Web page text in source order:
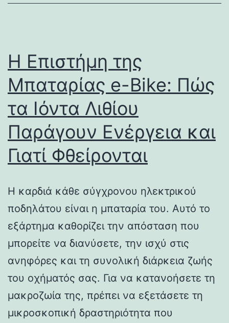
Η Επιστήμη της
Μπαταρίας e-Bike: Πώς
τα Ιόντα Λιθίου
Παράγουν Ενέργεια και
Γιατί Φθείρονται
Η καρδιά κάθε σύγχρονου ηλεκτρικού
ποδηλάτου είναι η μπαταρία του. Αυτό το
εξάρτημα καθορίζει την απόσταση που
μπορείτε να διανύσετε, την ισχύ στις
ανηφόρες και τη συνολική διάρκεια ζωής
του οχήματός σας. Για να κατανοήσετε τη
μακροζωία της, πρέπει να εξετάσετε τη
μικροσκοπική δραστηριότητα που